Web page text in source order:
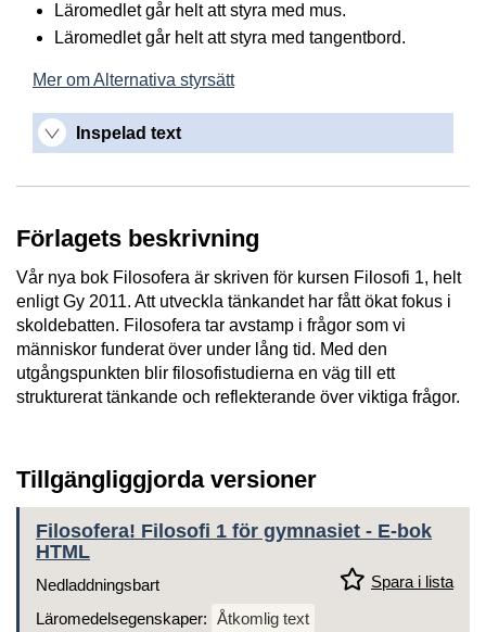
Läromedlet går helt att styra med mus.
Läromedlet går helt att styra med tangentbord.
Mer om Alternativa styrsätt
Inspelad text
Förlagets beskrivning
Vår nya bok Filosofera är skriven för kursen Filosofi 1, helt
enligt Gy 2011. Att utveckla tänkandet har fått ökat fokus i
skoldebatten. Filosofera tar avstamp i frågor som vi
människor funderat över under lång tid. Med den
utgångspunkten blir filosofistudierna en väg till ett
strukturerat tänkande och reflekterande över viktiga frågor.
Tillgängliggjorda versioner
Filosofera! Filosofi 1 för gymnasiet - E-bok
HTML
Spara i lista
Nedladdningsbart
Läromedelsegenskaper: Åtkomlig text